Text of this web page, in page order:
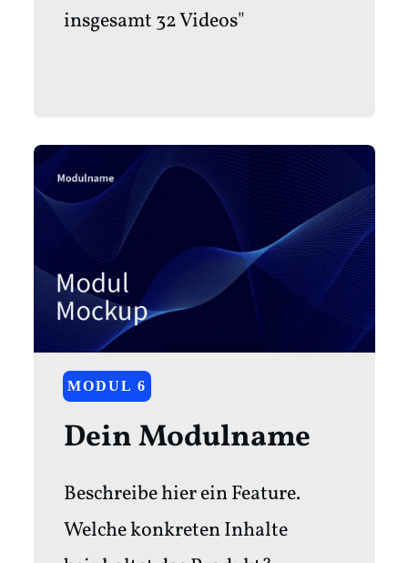
insgesamt 32 Videos"
MODUL 6
Dein Modulname
Beschreibe hier ein Feature.
Welche konkreten Inhalte